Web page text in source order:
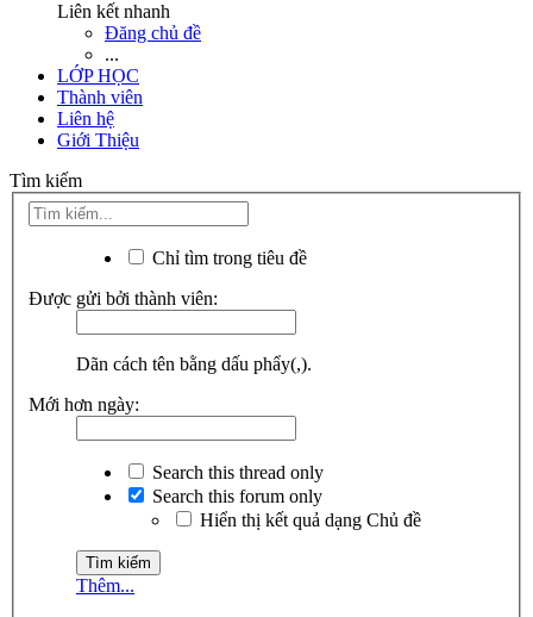
Liên kết nhanh
Đăng chủ đề
...
LỚP HỌC
Thành viên
Liên hệ
Giới Thiệu
Tìm kiếm
Chỉ tìm trong tiêu đề
Được gửi bởi thành viên:
Dãn cách tên bằng dấu phẩy(,).
Mới hơn ngày:
Search this thread only
Search this forum only
Hiển thị kết quả dạng Chủ đề
Thêm...